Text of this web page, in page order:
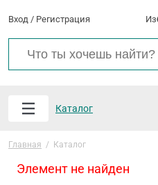
Вход / Регистрация
Каталог
Главная / Каталог
Элемент не найден